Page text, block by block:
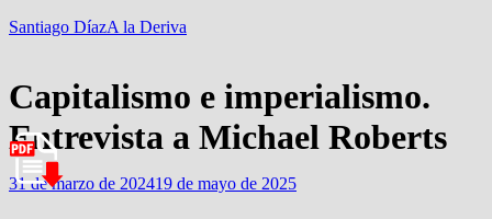
Santiago DíazA la Deriva
Capitalismo e imperialismo.
Entrevista a Michael Roberts
31 de marzo de 202419 de mayo de 2025